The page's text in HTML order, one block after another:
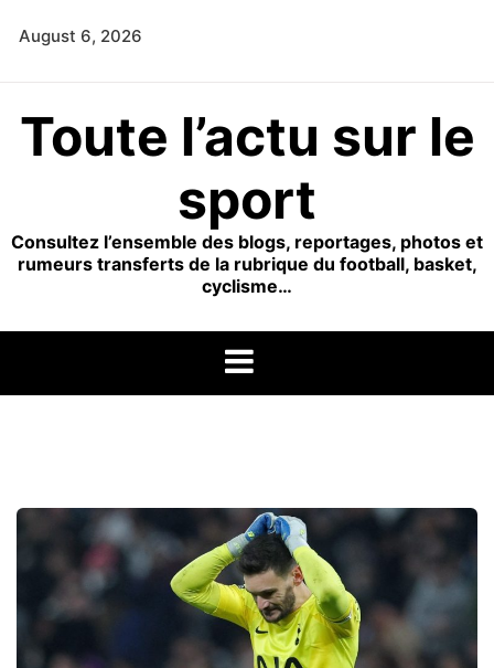
August 6, 2026
Toute l’actu sur le
sport
Consultez l’ensemble des blogs, reportages, photos et
rumeurs transferts de la rubrique du football, basket,
cyclisme…